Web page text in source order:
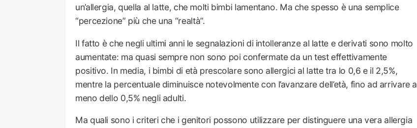
un’allergia, quella al latte, che molti bimbi lamentano. Ma che spesso è una semplice
“percezione” più che una “realtà”.
Il fatto è che negli ultimi anni le segnalazioni di intolleranze al latte e derivati sono molto
aumentate: ma quasi sempre non sono poi confermate da un test effettivamente
positivo. In media, i bimbi di età prescolare sono allergici al latte tra lo 0,6 e il 2,5%,
mentre la percentuale diminuisce notevolmente con l’avanzare dell’età, fino ad arrivare a
meno dello 0,5% negli adulti.
Ma quali sono i criteri che i genitori possono utilizzare per distinguere una vera allergia